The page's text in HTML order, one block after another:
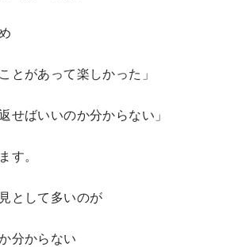
とがあって楽しかった」
せばいいのか分からない」
す。
として多いのが
分からない